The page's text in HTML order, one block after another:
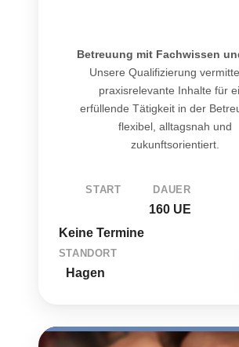
Betreuung mit Fachwissen
Unsere Qualifizierung
praxisrelevante Inhalte für
erfüllende Tätigkeit in der
flexibel, alltagsnah und
zukunftsorientiert.
START
Keine Termine
DAUER
160 UE
STANDORT
Hagen